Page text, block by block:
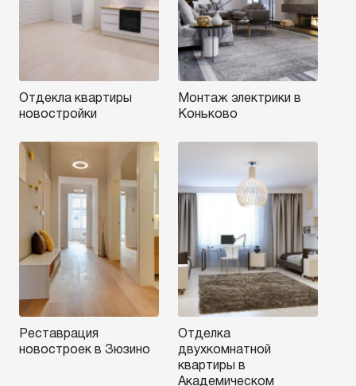
Отдекла квартиры
новостройки
Монтаж электрики в
Коньково
Реставрация
новостроек в Зюзино
Отделка
двухкомнатной
квартиры в
Академическом